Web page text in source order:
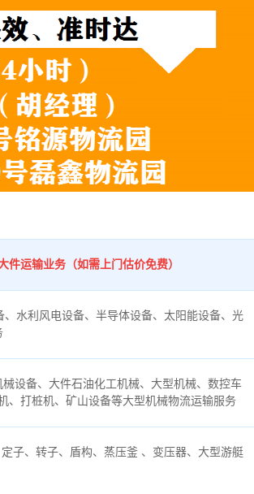
运输业务（如需上门估价免费）
水利风电设备、半导体设备、太阳能设备、光
设备、大件石油化工机械、大型机械、数控车
、打桩机、矿山设备等大型机械物流运输服务
子、转子、盾构、蒸压釜 、变压器、大型游艇